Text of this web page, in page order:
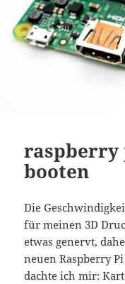
raspberry
booten
Die
für meinen 3D
etwas genervt,
neuen Raspberry
dachte ich mir: